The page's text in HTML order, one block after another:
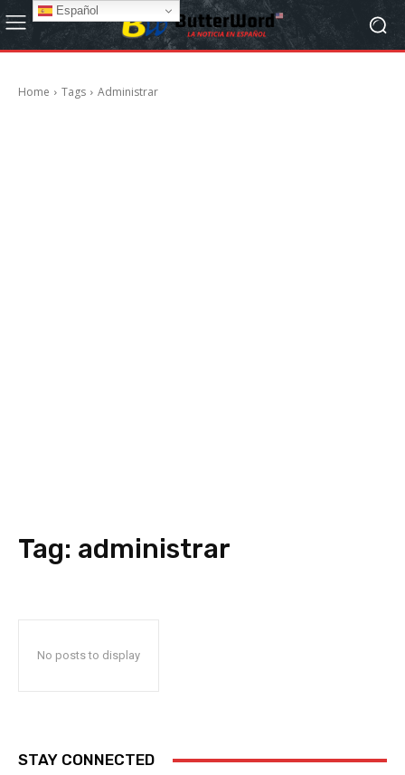
Home Tags Administrar
Tag: administrar
No posts to display
STAY CONNECTED
Español